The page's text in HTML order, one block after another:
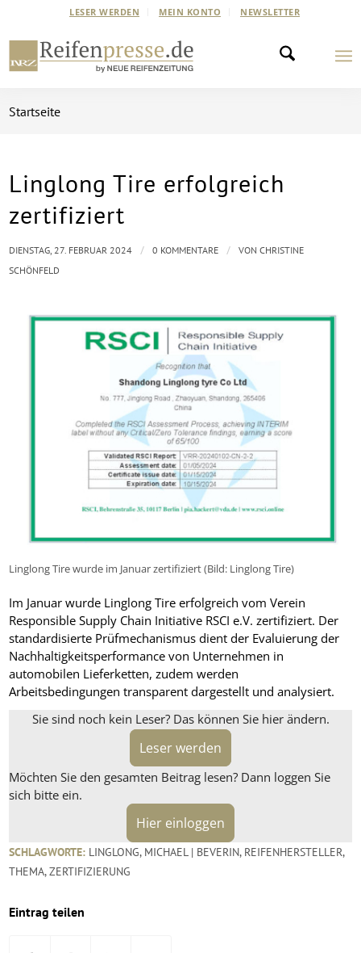
LESER WERDEN MEIN KONTO NEWSLETTER
Startseite
Linglong Tire erfolgreich
zertifiziert
Linglong Tire wurde im Januar zertifiziert (Bild: Linglong Tire)
Im Januar wurde Linglong Tire erfolgreich vom Verein
Responsible Supply Chain Initiative RSCI e.V. zertifiziert. Der
standardisierte Prüfmechanismus dient der Evaluierung der
Nachhaltigkeitsperformance von Unternehmen in
automobilen Lieferketten, zudem werden
Arbeitsbedingungen transparent dargestellt und analysiert.
Sie sind noch kein Leser? Das können Sie hier ändern.
Leser werden
Möchten Sie den gesamten Beitrag lesen? Dann loggen Sie
sich bitte ein.
Hier einloggen
DIENSTAG, 27. FEBRUAR 2024 / 0 KOMMENTARE / VONCHRISTINE
SCHÖNFELD
SCHLAGWORTE: LINGLONG, MICHAEL | BEVERIN, REIFENHERSTELLER,
THEMA,ZERTIFIZIERUNG
Eintrag teilen